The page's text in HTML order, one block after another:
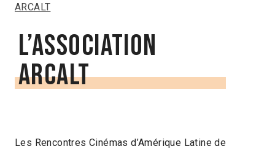
ARCALT
L’Association
ARCALT
Les Rencontres Cinémas d’Amérique Latine de